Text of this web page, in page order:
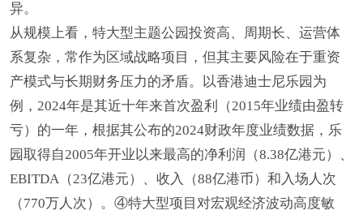
异。
从规模上看，特大型主题公园投资高、周期长、运营体
系复杂，常作为区域战略项目，但其主要风险在于重资
产模式与长期财务压力的矛盾。以香港迪士尼乐园为
例，2024年是其近十年来首次盈利（2015年业绩由盈转
亏）的一年，根据其公布的2024财政年度业绩数据，乐
园取得自2005年开业以来最高的净利润（8.38亿港元）、
EBITDA（23亿港元）、收入（88亿港币）和入场人次
（770万人次）。④特大型项目对宏观经济波动高度敏